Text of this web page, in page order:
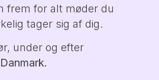
frem for alt møder du
tager sig af dig.
under og efter